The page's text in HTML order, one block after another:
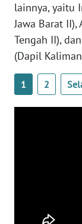
lainnya, yaitu
Jawa Barat
Tengah II),
(Dapil
1 2
WN
WN
SULTRA
WN